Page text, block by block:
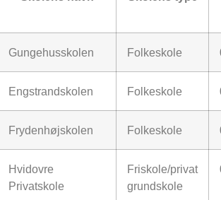
Gungehusskolen Folkeskole
Engstrandskolen Folkeskole
Frydenhøjskolen Folkeskole
Hvidovre
Privatskole
Friskole/privat
grundskole